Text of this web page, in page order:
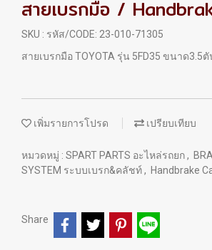
สายเบรกมือ /
SKU : รหัส/CODE: 23-010-71305
สายเบรกมือ TOYOTA รุ่น 5FD35 ขนาด3.5
เพิ่มรายการโปรด เปรียบเทียบ
หมวดหมู่ : SPART PARTS อะไหล่รถยก,
SYSTEM ระบบเบรก&คลัชท์, Handbrake
Share